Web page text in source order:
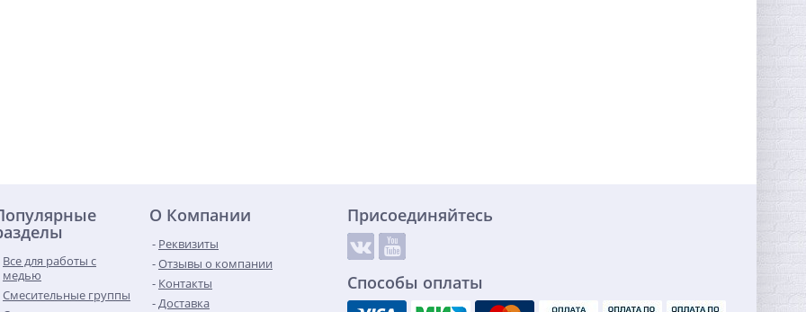
Все для работы с
медью
Смесительные группы
О Компании
Реквизиты
Отзывы о компании
Контакты
Доставка
Присоединяйтесь
Способы оплаты